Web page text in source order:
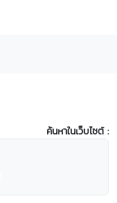
ค้นหาในเว็บไซต์ :